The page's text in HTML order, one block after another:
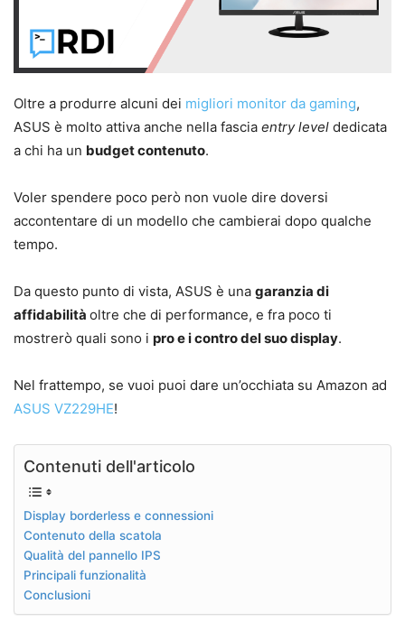
Oltre a produrre alcuni dei migliori monitor da gaming,
ASUS è molto attiva anche nella fascia entry level dedicata
a chi ha un budget contenuto.
Voler spendere poco però non vuole dire doversi
accontentare di un modello che cambierai dopo qualche
tempo.
Da questo punto di vista, ASUS è una garanzia di
affidabilità oltre che di performance, e fra poco ti
mostrerò quali sono i pro e i contro del suo display.
Nel frattempo, se vuoi puoi dare un’occhiata su Amazon ad
ASUS VZ229HE!
Contenuti dell'articolo
Display borderless e connessioni
Contenuto della scatola
Qualità del pannello IPS
Principali funzionalità
Conclusioni